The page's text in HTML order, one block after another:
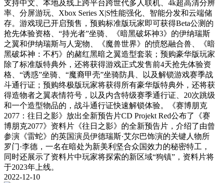
支持中文、本地及线上跨平台跨世代多人联机、4k超高清分辨
率、分屏游玩、Xbox Series X|S性能强化、智能分发和云端储
存。游戏现已开启预售，预购标准版玩家即可获得Beta公测的
抢先体验资格、“持光者”坐骑、《暗黑破坏神3》的伊纳瑞斯
之翼和伊纳瑞斯与人宠物、《魔兽世界》的愤怒融合兽、《暗
黑破坏神：不朽》的赭红黑暗之翼造型套装；预购豪华版玩家
除了标准版特典外，还将获得游戏正式发售前4天抢先体验资
格、“诱惑”坐骑、“魔裔甲壳”坐骑防具、以及解锁游戏赛季战
斗通行证；预购终极版玩家将获得所有豪华版特典外，还将获
得造物者之翼表情符号，以及内含特级赛季通行证、20次跳级
和一个造型物品的，战斗通行证快速解锁体验。《赛博朋克
2077：往日之影》放出全新预告片CD Projekt Red公布了《赛
博朋克2077》资料片《往日之影》的全新预告片，介绍了由曾
参演《雷蛇》的英国演员伊德瑞斯·艾尔巴饰演的关键人物所
罗门·李德，一名在暗处为新美利坚合众国效力的秘密特工，
同时还展示了资料片中玩家将探索的新区域“狗镇”，资料片将
于2023年上线。
2022-12-10